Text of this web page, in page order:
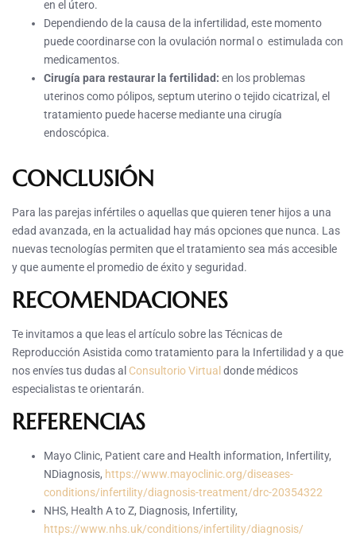
en el útero.
Dependiendo de la causa de la infertilidad, este momento
puede coordinarse con la ovulación normal o estimulada con
medicamentos.
Cirugía para restaurar la fertilidad: en los problemas
uterinos como pólipos, septum uterino o tejido cicatrizal, el
tratamiento puede hacerse mediante una cirugía
endoscópica.
CONCLUSIÓN
Para las parejas infértiles o aquellas que quieren tener hijos a una
edad avanzada, en la actualidad hay más opciones que nunca. Las
nuevas tecnologías permiten que el tratamiento sea más accesible
y que aumente el promedio de éxito y seguridad.
RECOMENDACIONES
Te invitamos a que leas el artículo sobre las Técnicas de
Reproducción Asistida como tratamiento para la Infertilidad y a que
nos envíes tus dudas al Consultorio Virtual donde médicos
especialistas te orientarán.
REFERENCIAS
Mayo Clinic, Patient care and Health information, Infertility,
NDiagnosis, https://www.mayoclinic.org/diseases-
conditions/infertility/diagnosis-treatment/drc-20354322
NHS, Health A to Z, Diagnosis, Infertility,
https://www.nhs.uk/conditions/infertility/diagnosis/